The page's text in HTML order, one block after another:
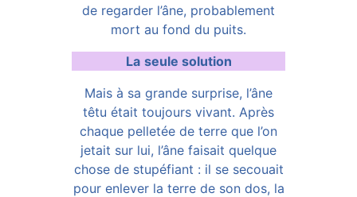
de regarder l’âne, probablement
mort au fond du puits.
La seule solution
Mais à sa grande surprise, l’âne
têtu était toujours vivant. Après
chaque pelletée de terre que l’on
jetait sur lui, l’âne faisait quelque
chose de stupéfiant : il se secouait
pour enlever la terre de son dos, la